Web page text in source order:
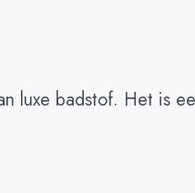
luxe badstof. Het is